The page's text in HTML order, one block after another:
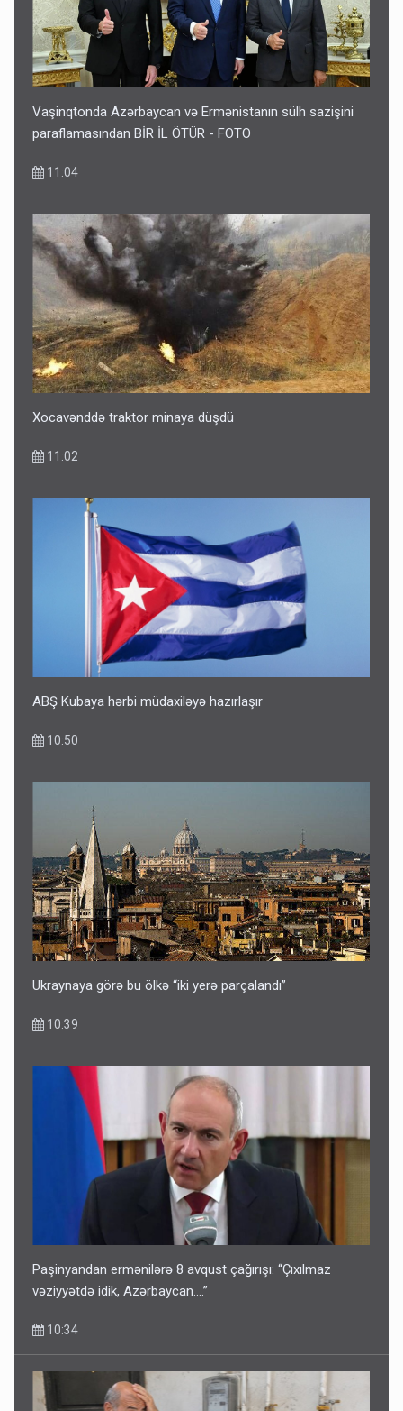
Vaşinqtonda Azərbaycan və Ermənistanın sülh sazişini
paraflamasından BİR İL ÖTÜR - FOTO
11:04
Xocavənddə traktor minaya düşdü
11:02
ABŞ Kubaya hərbi müdaxiləyə hazırlaşır
10:50
Ukraynaya görə bu ölkə “iki yerə parçalandı”
10:39
Paşinyandan ermənilərə 8 avqust çağırışı: “Çıxılmaz
vəziyyətdə idik, Azərbaycan….”
10:34